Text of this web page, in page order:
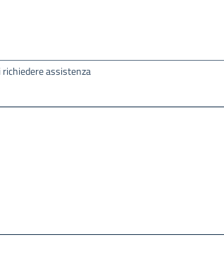
richiedere assistenza